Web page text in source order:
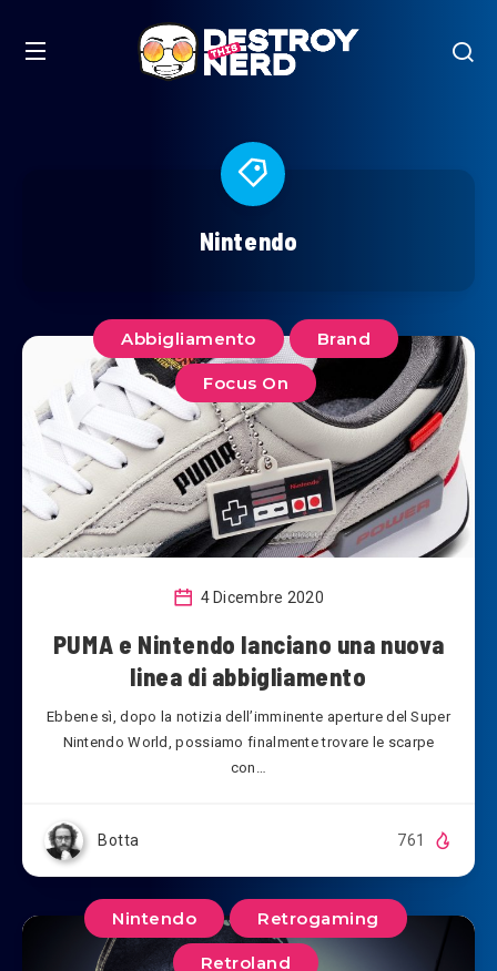
Nintendo
Abbigliamento Brand
Focus On
4 Dicembre 2020
PUMA e Nintendo lanciano una nuova
linea di abbigliamento
Ebbene sì, dopo la notizia dell’imminente aperture del Super
Nintendo World, possiamo finalmente trovare le scarpe
con…
Botta 761
Nintendo Retrogaming
Retroland